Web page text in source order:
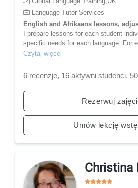
Language Tutor Services
English and Afrikaans lessons,
I prepare lessons for each student
specific needs for each language. For
Czytaj więcej
6 recenzje, 16 aktywni studenci,
Rezerwuj
Umów lekcję
Christina